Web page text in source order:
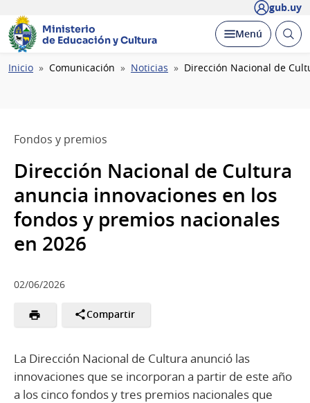
gub.uy
Ministerio
de Educación y Cultura
Desplegar
Menú Abrir
Ruta
Inicio Comunicación Noticias Dirección Nacional de
Fondos y premios
Dirección Nacional de Cultura
anuncia innovaciones en los
fondos y premios nacionales
en 2026
02/06/2026
Compartir
La Dirección Nacional de Cultura anunció las
innovaciones que se incorporan a partir de este año
a los cinco fondos y tres premios nacionales que